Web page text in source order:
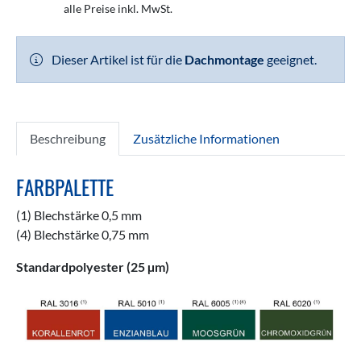
alle Preise inkl. MwSt.
Dieser Artikel ist für die Dachmontage geeignet.
Beschreibung Zusätzliche Informationen
FARBPALETTE
(1) Blechstärke 0,5 mm
(4) Blechstärke 0,75 mm
Standardpolyester (25 µm)